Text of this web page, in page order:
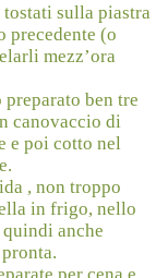
sulla piastra
(o
mezz’ora
preparato ben tre
canovaccio di
e poi cotto nel
, non troppo
in frigo, nello
anche